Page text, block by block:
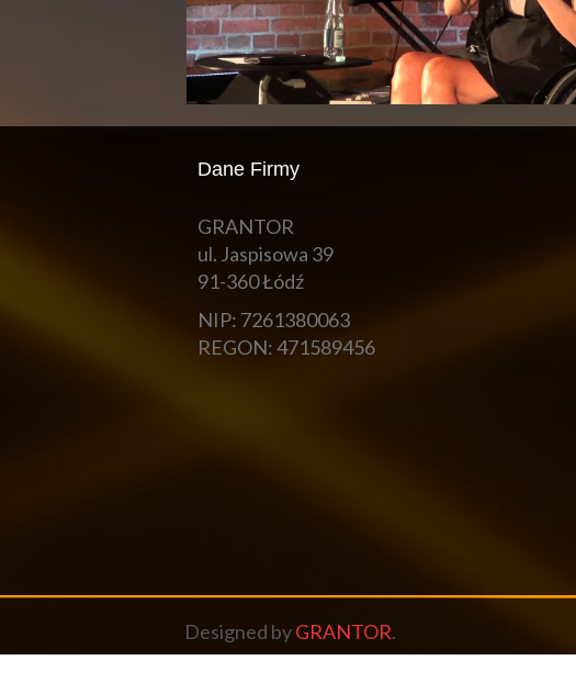
Dane Firmy
GRANTOR
ul. Jaspisowa 39
91-360 Łódź
NIP: 7261380063
REGON: 471589456
Designed byGRANTOR.